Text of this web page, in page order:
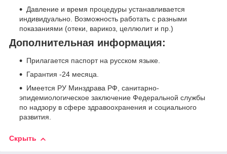
Давление и время процедуры устанавливается
индивидуально. Возможность работать с разными
показаниями (отеки, варикоз, целлюлит и пр.)
Дополнительная информация:
Прилагается паспорт на русском языке.
Гарантия -24 месяца.
Имеется РУ Минздрава РФ, санитарно-
эпидемиологическое заключение Федеральной службы
по надзору в сфере здравоохранения и социального
развития.
Скрыть